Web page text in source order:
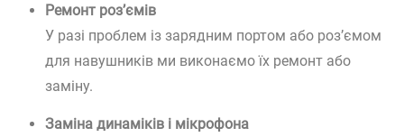
Ремонт роз’ємів
У разі проблем із зарядним портом або роз’ємом
для навушників ми виконаємо їх ремонт або
заміну.
Заміна динаміків і мікрофона